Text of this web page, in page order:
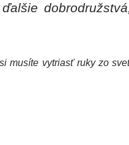
musíte vytriasť ruky zo